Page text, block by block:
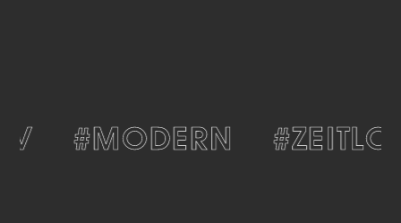
#MODERN #ZEITLOS